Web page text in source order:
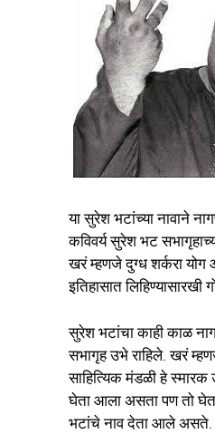
या सुरेश भटांच्या नावाने
कविवर्य सुरेश भट
खरं म्हणजे दुग्ध शर्करा योग
इतिहासात लिहिण्यासारखी
सुरेश भटांचा काही काळ
सभागृह उभे राहिले. खरं
साहित्यिक मंडळी हे स्मारक
घेता आला असता पण तो
भटांचे नाव देता आले असते.